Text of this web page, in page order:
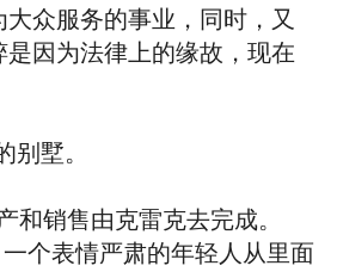
众服务的事业，同时，又
因为法律上的缘故，现在
墅。
销售由克雷克去完成。
个表情严肃的年轻人从里面